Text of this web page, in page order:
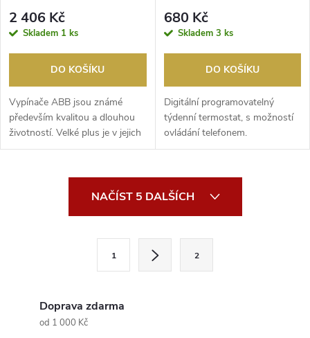
2 406 Kč
Skladem 1 ks
DO KOŠÍKU
Vypínače ABB jsou známé
především kvalitou a dlouhou
životností. Velké plus je v jejich
jednoduchém...
680 Kč
Skladem 3 ks
DO KOŠÍKU
Digitální programovatelný
týdenní termostat, s možností
ovládání telefonem.
NAČÍST 5 DALŠÍCH
1 2
Doprava zdarma
od 1 000 Kč